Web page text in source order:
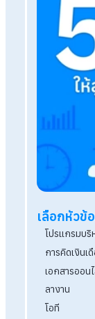
Tags:
คู่มือ hr มือใหม่
เรื่องที่